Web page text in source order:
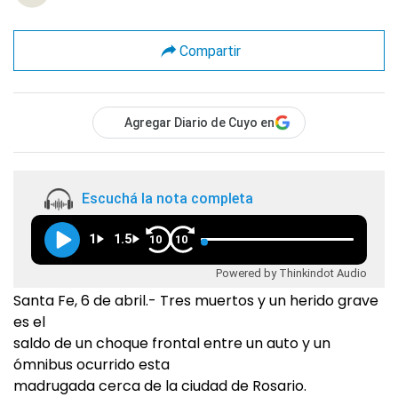
Compartir
Agregar Diario de Cuyo en
Escuchá la nota completa
1 1.5 10 10
Powered by Thinkindot Audio
Santa Fe, 6 de abril.- Tres muertos y un herido grave
es el
saldo de un choque frontal entre un auto y un
ómnibus ocurrido esta
madrugada cerca de la ciudad de Rosario.